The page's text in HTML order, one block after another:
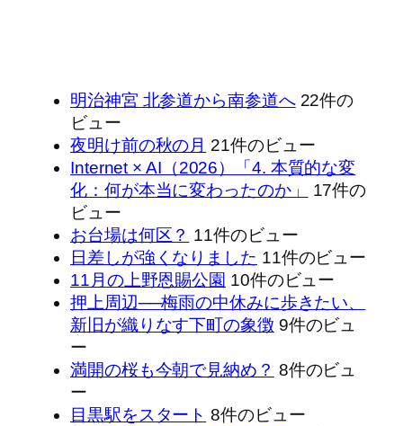
明治神宮 北参道から南参道へ 22件の
ビュー
夜明け前の秋の月 21件のビュー
Internet × AI（2026）「4. 本質的な変
化：何が本当に変わったのか」
17件の
ビュー
お台場は何区？ 11件のビュー
日差しが強くなりました 11件のビュー
11月の上野恩賜公園 10件のビュー
押上周辺──梅雨の中休みに歩きたい、
新旧が織りなす下町の象徴 9件のビュ
ー
満開の桜も今朝で見納め？ 8件のビュ
ー
目黒駅をスタート 8件のビュー